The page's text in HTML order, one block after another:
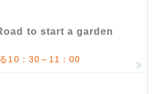
to start a garden
10：30～11：00